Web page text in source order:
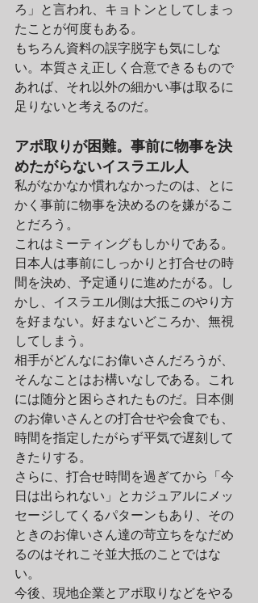
ろ」と言われ、キョトンとしてしまっ
たことが何度もある。
もちろん資料の誤字脱字も気にしな
い。本質さえ正しく合意できるもので
あれば、それ以外の細かい事は取るに
足りないと考えるのだ。
アポ取りが困難。事前に物事を決
めたがらないイスラエル人
私がなかなか慣れなかったのは、とに
かく事前に物事を決めるのを嫌がるこ
とだろう。
これはミーティングもしかりである。
日本人は事前にしっかりと打合せの時
間を決め、予定通りに進めたがる。し
かし、イスラエル側は大抵このやり方
を好まない。好まないどころか、無視
してしまう。
相手がどんなにお偉いさんだろうが、
そんなことはお構いなしである。これ
には随分と困らされたものだ。日本側
のお偉いさんとの打合せや会食でも、
時間を指定したがらず平気で遅刻して
きたりする。
さらに、打合せ時間を過ぎてから「今
日は出られない」とカジュアルにメッ
セージしてくるパターンもあり、その
ときのお偉いさん達の苛立ちをなだめ
るのはそれこそ並大抵のことではな
い。
今後、現地企業とアポ取りなどをやる